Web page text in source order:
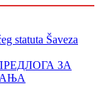
statuta Šaveza
ЗА